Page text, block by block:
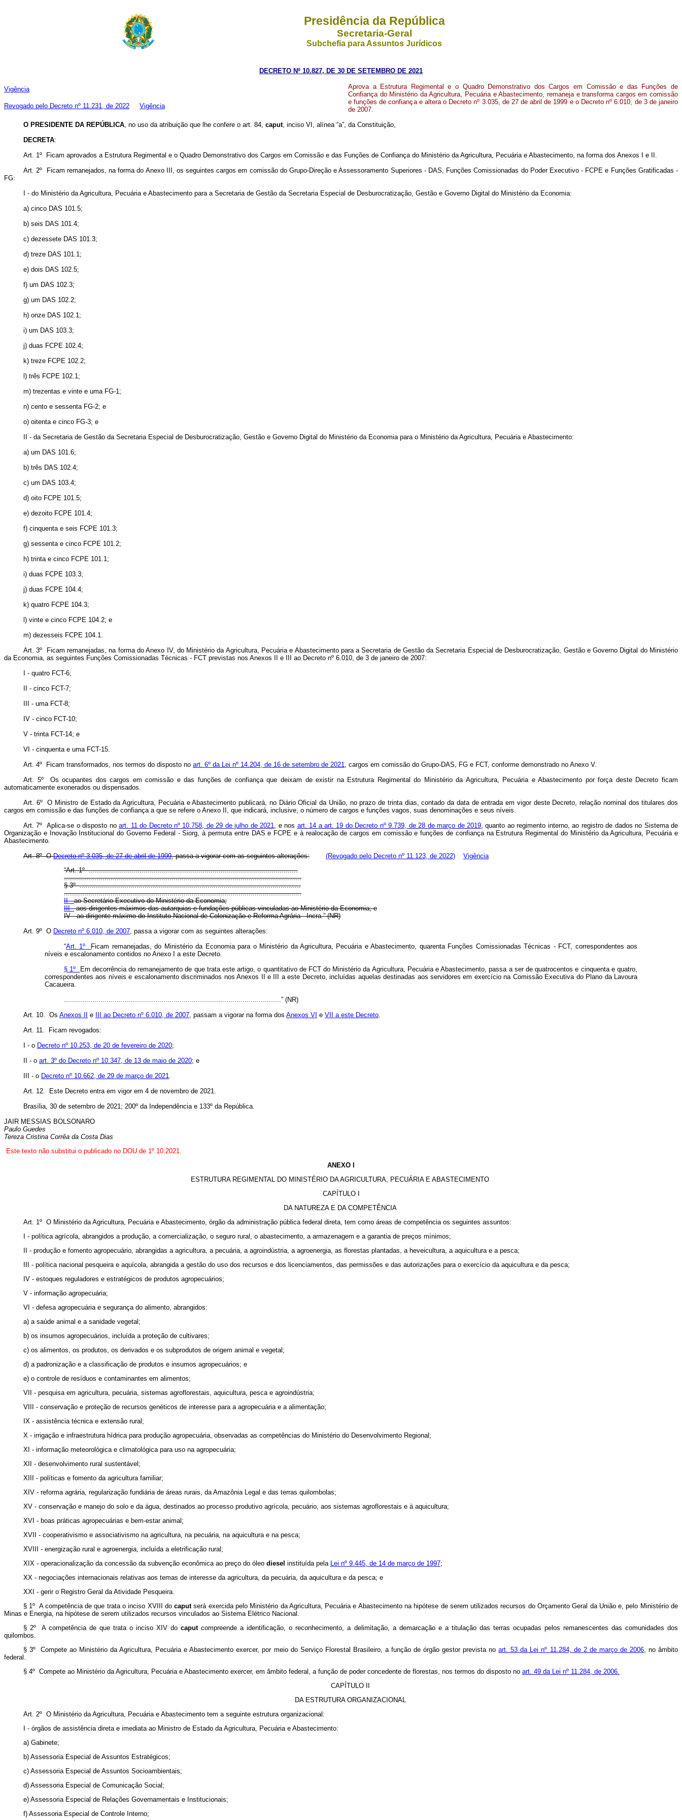
Presidência da República
Secretaria-Geral
Subchefia para Assuntos Jurídicos
DECRETO Nº 10.827, DE 30 DE SETEMBRO DE 2021
Vigência
Revogado pelo Decreto nº 11.231, de 2022 Vigência
Aprova a Estrutura Regimental e o Quadro Demonstrativo dos Cargos em Comissão e das Funções de
Confiança do Ministério da Agricultura, Pecuária e Abastecimento, remaneja e transforma cargos em comissão
e funções de confiança e altera o Decreto nº 3.035, de 27 de abril de 1999 e o Decreto nº 6.010, de 3 de janeiro
de 2007.
O PRESIDENTE DA REPÚBLICA, no uso da atribuição que lhe confere o art. 84, caput, inciso VI, alínea “a”, da Constituição,
DECRETA:
Art. 1º Ficam aprovados a Estrutura Regimental e o Quadro Demonstrativo dos Cargos em Comissão e das Funções de Confiança do Ministério da Agricultura, Pecuária e Abastecimento, na forma dos Anexos I e II.
Art. 2º Ficam remanejados, na forma do Anexo III, os seguintes cargos em comissão do Grupo-Direção e Assessoramento Superiores - DAS, Funções Comissionadas do Poder Executivo - FCPE e Funções Gratificadas -
FG:
I - do Ministério da Agricultura, Pecuária e Abastecimento para a Secretaria de Gestão da Secretaria Especial de Desburocratização, Gestão e Governo Digital do Ministério da Economia:
a) cinco DAS 101.5;
b) seis DAS 101.4;
c) dezessete DAS 101.3;
d) treze DAS 101.1;
e) dois DAS 102.5;
f) um DAS 102.3;
g) um DAS 102.2;
h) onze DAS 102.1;
i) um DAS 103.3;
j) duas FCPE 102.4;
k) treze FCPE 102.2;
l) três FCPE 102.1;
m) trezentas e vinte e uma FG-1;
n) cento e sessenta FG-2; e
o) oitenta e cinco FG-3; e
II - da Secretaria de Gestão da Secretaria Especial de Desburocratização, Gestão e Governo Digital do Ministério da Economia para o Ministério da Agricultura, Pecuária e Abastecimento:
a) um DAS 101.6;
b) três DAS 102.4;
c) um DAS 103.4;
d) oito FCPE 101.5;
e) dezoito FCPE 101.4;
f) cinquenta e seis FCPE 101.3;
g) sessenta e cinco FCPE 101.2;
h) trinta e cinco FCPE 101.1;
i) duas FCPE 103.3;
j) duas FCPE 104.4;
k) quatro FCPE 104.3;
l) vinte e cinco FCPE 104.2; e
m) dezesseis FCPE 104.1.
Art. 3º Ficam remanejadas, na forma do Anexo IV, do Ministério da Agricultura, Pecuária e Abastecimento para a Secretaria de Gestão da Secretaria Especial de Desburocratização, Gestão e Governo Digital do Ministério
da Economia, as seguintes Funções Comissionadas Técnicas - FCT previstas nos Anexos II e III ao Decreto nº 6.010, de 3 de janeiro de 2007:
I - quatro FCT-6;
II - cinco FCT-7;
III - uma FCT-8;
IV - cinco FCT-10;
V - trinta FCT-14; e
VI - cinquenta e uma FCT-15.
Art. 4º Ficam transformados, nos termos do disposto no art. 6º da Lei nº 14.204, de 16 de setembro de 2021, cargos em comissão do Grupo-DAS, FG e FCT, conforme demonstrado no Anexo V.
Art. 5º Os ocupantes dos cargos em comissão e das funções de confiança que deixam de existir na Estrutura Regimental do Ministério da Agricultura, Pecuária e Abastecimento por força deste Decreto ficam
automaticamente exonerados ou dispensados.
Art. 6º O Ministro de Estado da Agricultura, Pecuária e Abastecimento publicará, no Diário Oficial da União, no prazo de trintadias,contado da data de entrada em vigor deste Decreto, relação nominal dos titulares dos
cargos em comissão e das funções de confiança a que se refere o Anexo II, que indicará, inclusive, o número de cargos e funções vagos, suas denominações e seus níveis.
Art. 7º Aplica-se o disposto noart. 11 do Decreto nº 10.758, de 29 de julho de 2021, e nos art. 14 a art. 19 do Decreto nº 9.739, de 28 de março de 2019, quanto ao regimento interno, ao registro de dados no Sistema de
Organização e Inovação Institucional do Governo Federal - Siorg, à permuta entre DAS e FCPE e à realocação de cargos em comissão e funções de confiança na Estrutura Regimental do Ministério da Agricultura, Pecuária e
Abastecimento.
Art. 8º ODecreto nº 3.035, de 27 de abril de 1999, passa a vigorar com as seguintes alterações: (Revogado pelo Decreto nº 11.123, de 2022)
Vigência
“Art. 1º .......................................................................................................
.....................................................................................................................
§ 3º .............................................................................................................
.....................................................................................................................
II -ao Secretário-Executivo do Ministério da Economia;
III -aos dirigentes máximos das autarquias e fundações públicas vinculadas ao Ministério da Economia; e
IV - ao dirigente máximo do Instituto Nacional de Colonização e Reforma Agrária - Incra.” (NR)
Art. 9º O Decreto nº 6.010, de 2007, passa a vigorar com as seguintes alterações:
“Art. 1º
Ficam remanejadas, do Ministério da Economia para o Ministério da Agricultura, Pecuária e Abastecimento, quarenta Funções Comissionadas Técnicas - FCT, correspondentes aos
níveis e escalonamento contidos no Anexo I a este Decreto.
§ 1º
Em decorrência do remanejamento de que trata este artigo, o quantitativo de FCT do Ministério da Agricultura, Pecuária e Abastecimento, passa a ser de quatrocentos e cinquenta e quatro,
correspondentes aos níveis e escalonamento discriminados nos Anexos II e III a este Decreto, incluídas aquelas destinadas aos servidores em exercício na Comissão Executiva do Plano da Lavoura
Cacaueira.
...........................................................................................................” (NR)
Art. 10. Os Anexos II e III ao Decreto nº 6.010, de 2007, passam a vigorar na forma dos Anexos VI e VII a este Decreto.
Art. 11. Ficam revogados:
I - o Decreto nº 10.253, de 20 de fevereiro de 2020;
II - o art. 3º do Decreto nº 10.347, de 13 de maio de 2020; e
III - o Decreto nº 10.662, de 29 de março de 2021.
Art. 12. Este Decreto entra em vigor em 4 de novembro de 2021.
Brasília, 30 de setembro de 2021; 200º da Independência e 133º da República.
JAIR MESSIAS BOLSONARO
Paulo Guedes
Tereza Cristina Corrêa da Costa Dias
Este texto não substitui o publicado no DOU de 1º.10.2021.
ANEXO I
ESTRUTURA REGIMENTAL DO MINISTÉRIO DA AGRICULTURA, PECUÁRIA E ABASTECIMENTO
CAPÍTULO I
DA NATUREZA E DA COMPETÊNCIA
Art. 1º O Ministério da Agricultura, Pecuária e Abastecimento, órgão da administração pública federal direta, tem como áreas de competência os seguintes assuntos:
I - política agrícola, abrangidos a produção, a comercialização, o seguro rural, o abastecimento, a armazenagem e a garantia de preços mínimos;
II - produção e fomento agropecuário, abrangidas a agricultura, a pecuária, a agroindústria, a agroenergia, as florestas plantadas, a heveicultura, a aquicultura e a pesca;
III - política nacional pesqueira e aquícola, abrangida a gestão do uso dos recursos e dos licenciamentos, das permissões e das autorizações para o exercício da aquicultura e da pesca;
IV - estoques reguladores e estratégicos de produtos agropecuários;
V - informação agropecuária;
VI - defesa agropecuária e segurança do alimento, abrangidos:
a) a saúde animal e a sanidade vegetal;
b) os insumos agropecuários, incluída a proteção de cultivares;
c) os alimentos, os produtos, os derivados e os subprodutos de origem animal e vegetal;
d) a padronização e a classificação de produtos e insumos agropecuários; e
e) o controle de resíduos e contaminantes em alimentos;
VII - pesquisa em agricultura, pecuária, sistemas agroflorestais, aquicultura, pesca e agroindústria;
VIII - conservação e proteção de recursos genéticos de interesse para a agropecuária e a alimentação;
IX - assistência técnica e extensão rural;
X - irrigação e infraestrutura hídrica para produção agropecuária, observadas as competências do Ministério do Desenvolvimento Regional;
XI - informação meteorológica e climatológica para uso na agropecuária;
XII - desenvolvimento rural sustentável;
XIII - políticas e fomento da agricultura familiar;
XIV - reforma agrária, regularização fundiária de áreas rurais, da Amazônia Legal e das terras quilombolas;
XV - conservação e manejo do solo e da água, destinados ao processo produtivo agrícola, pecuário, aos sistemas agroflorestais e à aquicultura;
XVI - boas práticas agropecuárias e bem-estar animal;
XVII - cooperativismo e associativismo na agricultura, na pecuária, na aquicultura e na pesca;
XVIII - energização rural e agroenergia, incluída a eletrificação rural;
XIX - operacionalização da concessão da subvenção econômica ao preço do óleo diesel instituída pela Lei nº 9.445, de 14 de março de 1997;
XX - negociações internacionais relativas aos temas de interesse da agricultura, da pecuária, da aquicultura e da pesca; e
XXI - gerir o Registro Geral da Atividade Pesqueira.
§ 1º A competência de que trata o inciso XVIII docaputserá exercida pelo Ministério da Agricultura, Pecuária e Abastecimento na hipótese de serem utilizados recursos do Orçamento Geral da União e, pelo Ministério de
Minas e Energia, na hipótese de serem utilizados recursos vinculados ao Sistema Elétrico Nacional.
§ 2º A competência de que trata o inciso XIV docaputcompreende a identificação, o reconhecimento, a delimitação, a demarcação e a titulação das terras ocupadas pelos remanescentes das comunidades dos
quilombos.
§ 3º Compete ao Ministério da Agricultura, Pecuária e Abastecimento exercer, por meio do Serviço Florestal Brasileiro, a função de órgão gestor prevista noart. 53 da Lei nº 11.284, de 2 de março de 2006, no âmbito
federal.
§ 4º Compete ao Ministério da Agricultura, Pecuária e Abastecimento exercer, em âmbito federal, a função de poder concedente de florestas, nos termos do disposto no art. 49 da Lei nº 11.284, de 2006.
CAPÍTULO II
DA ESTRUTURA ORGANIZACIONAL
Art. 2º O Ministério da Agricultura, Pecuária e Abastecimento tem a seguinte estrutura organizacional:
I - órgãos de assistência direta e imediata ao Ministro de Estado da Agricultura, Pecuária e Abastecimento:
a) Gabinete;
b) Assessoria Especial de Assuntos Estratégicos;
c) Assessoria Especial de Assuntos Socioambientais;
d) Assessoria Especial de Comunicação Social;
e) Assessoria Especial de Relações Governamentais e Institucionais;
f) Assessoria Especial de Controle Interno;